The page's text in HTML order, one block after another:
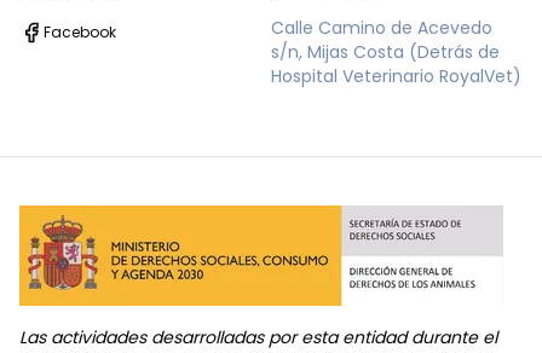
Facebook
Calle Camino de Acevedo
s/n, Mijas Costa (Detrás de
Hospital Veterinario RoyalVet)
Las actividades desarrolladas por esta entidad durante el